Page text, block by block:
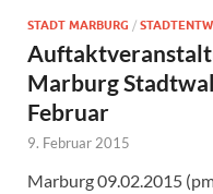
STADT MARBURG /
Marburg
Februar
9. Februar 2015
Marburg 09.02.2015